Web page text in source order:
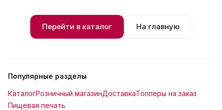
Перейти в каталог На главную
Популярные разделы
КаталогРозничный магазинДоставкаТопперы на заказ
Пищевая печать